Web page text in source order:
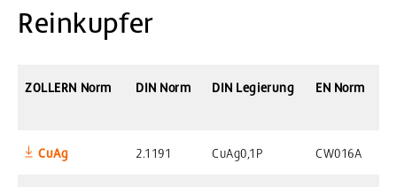
Reinkupfer
ZOLLERN Norm DIN Norm DIN Legierung EN Norm
CuAg 2.1191 CuAg0,1P CW016A